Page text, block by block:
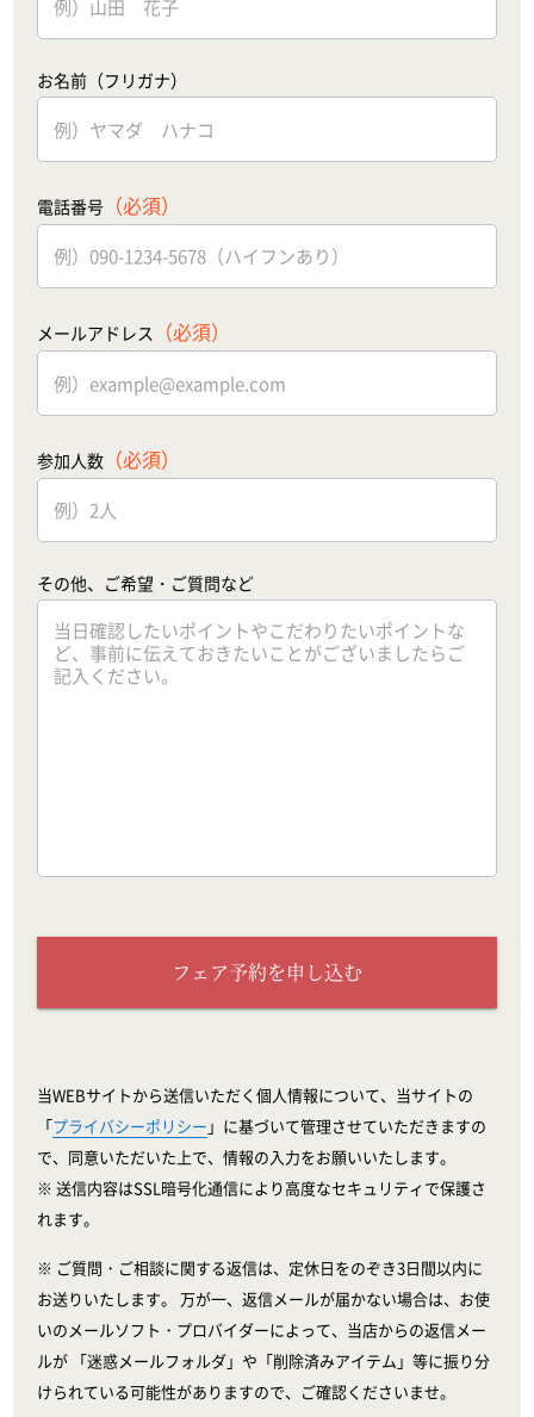
お名前（フリガナ）
電話番号 （必須）
メールアドレス （必須）
参加人数 （必須）
その他、ご希望・ご質問など
フェア予約を申し込む
当WEBサイトから送信いただく個人情報について、当サイトの
「プライバシーポリシー 」に基づいて管理させていただきますの
で、同意いただいた上で、情報の入力をお願いいたします。
※ 送信内容はSSL暗号化通信により高度なセキュリティで保護さ
れます。
※ ご質問・ご相談に関する返信は、定休日をのぞき3日間以内に
お送りいたします。 万が一、返信メールが届かない場合は、お使
いのメールソフト・プロバイダーによって、当店からの返信メー
ルが 「迷惑メールフォルダ」や「削除済みアイテム」等に振り分
けられている可能性がありますので、ご確認くださいませ。